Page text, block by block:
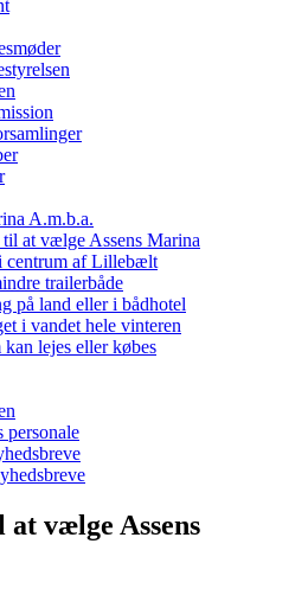
A.m.b.a.
til at vælge Assens Marina
centrum af Lillebælt
trailerbåde
på land eller i bådhotel
i vandet hele vinteren
kan lejes eller købes
personale
at vælge Assens